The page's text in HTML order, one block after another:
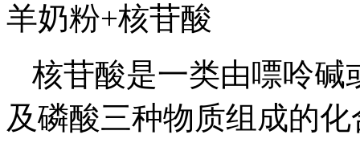
羊奶粉+核苷酸
核苷酸是一类由嘌呤碱
及磷酸三种物质组成的